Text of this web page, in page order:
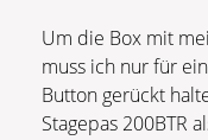
Um die Box mit
muss ich nur für
Button gerückt
Stagepas 200BTR